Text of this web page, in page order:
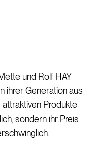
und Rolf HAY
ihrer Generation aus
Produkte
sondern ihr Preis